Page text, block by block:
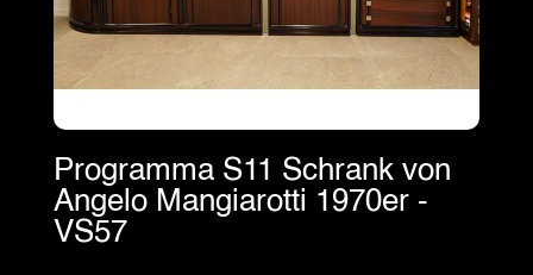
Programma S11 Schrank von
Angelo Mangiarotti 1970er -
VS57